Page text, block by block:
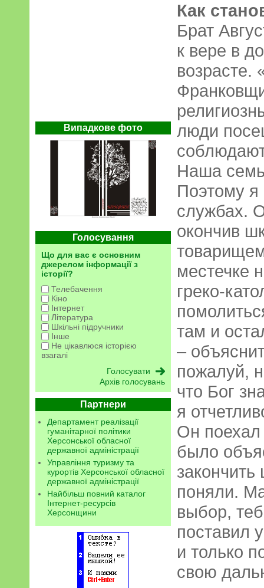
Випадкове фото
Голосування
Що для вас є основним
джерелом інформації з
історії?
Телебачення
Кіно
Інтернет
Література
Шкільні підручники
Інше
Не цікавлюся історією
взагалі
Архів голосувань
Партнери
Департамент реалізації
гуманітарної політики
Херсонської обласної
державної адміністрації
Управління туризму та
курортів Херсонської обласної
державної адміністрації
Найбільш повний каталог
Інтернет-ресурсів
Херсонщини
Как
Брат
к вере в
возрасте.
люди
Наша
Поэтому я
службах.
окончив
местечке
греко-
там и
–
пожалуй,
что Бог
я
Он
было
закончить
поняли.
выбор,
поставил
и только
свою